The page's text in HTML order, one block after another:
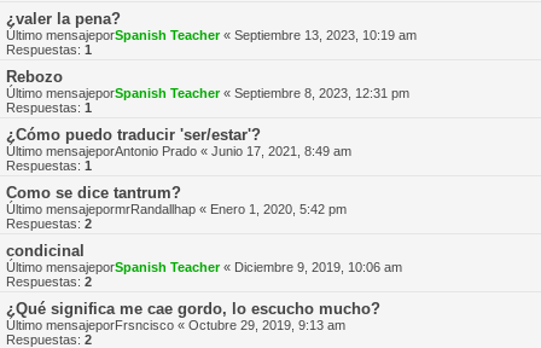
¿valer la pena?
Último mensajeporSpanish Teacher« Septiembre 13, 2023, 10:19 am
Respuestas: 1
Rebozo
Último mensajeporSpanish Teacher« Septiembre 8, 2023, 12:31 pm
Respuestas: 1
¿Cómo puedo traducir 'ser/estar'?
Último mensajeporAntonio Prado « Junio 17, 2021, 8:49 am
Respuestas: 1
Como se dice tantrum?
Último mensajepormrRandallhap « Enero 1, 2020, 5:42 pm
Respuestas: 2
condicinal
Último mensajeporSpanish Teacher« Diciembre 9, 2019, 10:06 am
Respuestas: 2
¿Qué significa me cae gordo, lo escucho mucho?
Último mensajeporFrsncisco « Octubre 29, 2019, 9:13 am
Respuestas: 2